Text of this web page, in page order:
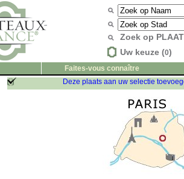
Zoek op
Uw keuze (0)
Faites-vous connaître
Deze plaats aan uw selectie